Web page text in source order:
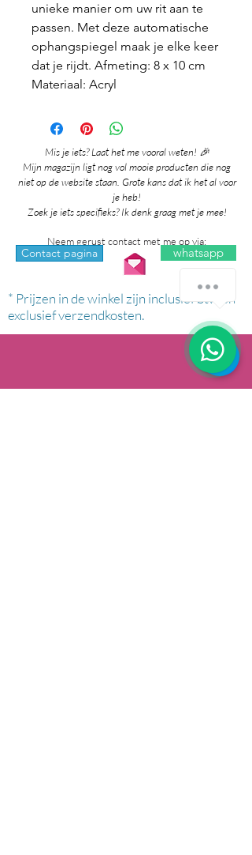
unieke manier om uw rit aan te
passen. Met deze automatische
ophangspiegel maak je elke keer
dat je rijdt. Afmeting: 8 x 10 cm
Materiaal: Acryl
Mis je iets? Laat het me vooral weten! 🎉
Mijn magazijn ligt nog vol mooie producten die nog
niet op de website staan. Grote kans dat ik het al voor
je heb!
Zoek je iets specifieks? Ik denk graag met je mee!
Neem gerust contact met me op via:
Contact pagina whatsapp
* Prijzen in de winkel zijn inclusief btw en
exclusief verzendkosten.